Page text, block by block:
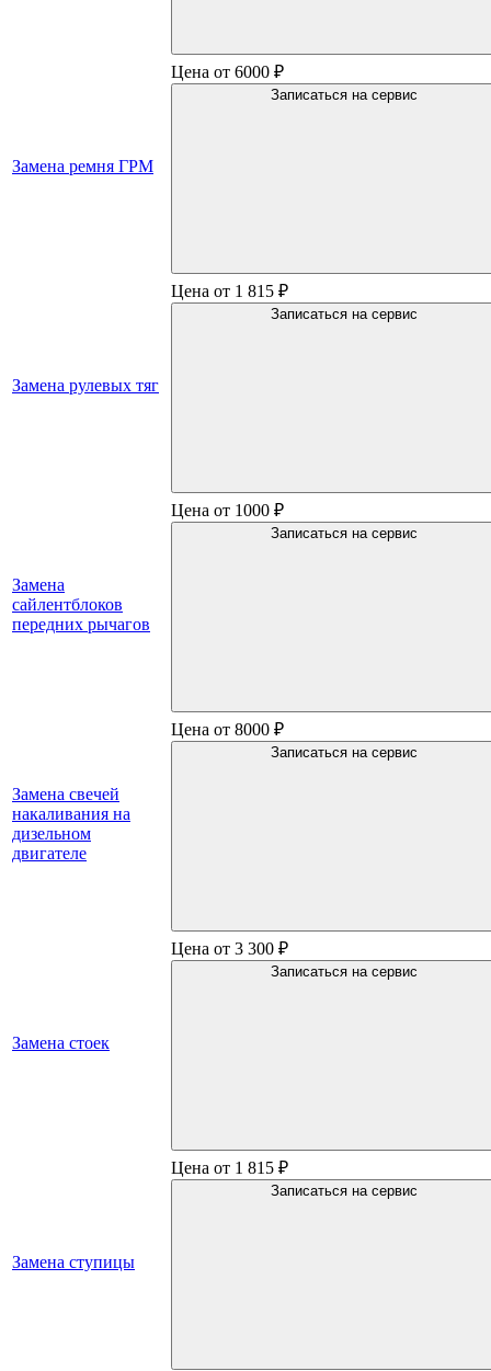
Замена ремня ГРМ
Цена от 6000 ₽
Записаться на сервис
Замена рулевых тяг
Цена от 1 815 ₽
Записаться на сервис
Замена
сайлентблоков
передних рычагов
Цена от 1000 ₽
Записаться на сервис
Замена свечей
накаливания на
дизельном
двигателе
Цена от 8000 ₽
Записаться на сервис
Замена стоек
Цена от 3 300 ₽
Записаться на сервис
Замена ступицы
Цена от 1 815 ₽
Записаться на сервис